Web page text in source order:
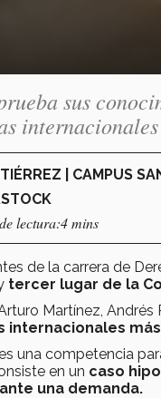
sus
| CAMPUS
lectura:4 mins
de la carrera de
tercer lugar de la
Martínez,
internacionales
una competencia
en un caso
una demanda.